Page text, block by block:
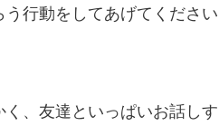
行動をしてあげてください
、友達といっぱいお話し